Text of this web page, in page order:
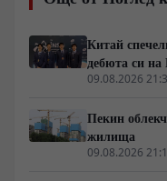
Китай
дебюта си
ядрена наука
09.08.2026
Пекин
жилища
09.08.2026